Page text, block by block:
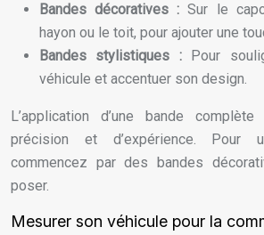
Bandes décoratives :Sur le
hayon ou le toit, pour ajouter une
Bandes stylistiques :
Pour
véhicule et accentuer son design.
L’application d’une bande
précision et d’expérience. Pour
commencez par des bandes
poser.
Mesurer son véhicule pour la